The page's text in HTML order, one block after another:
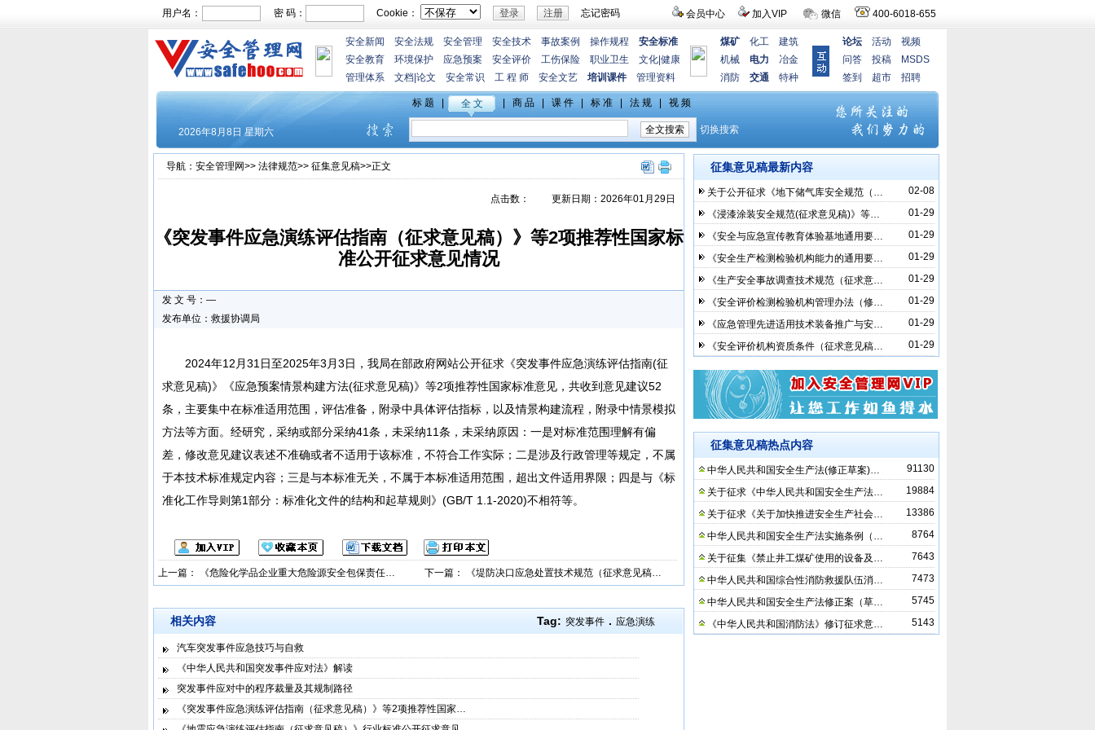
会员中心 加入VIP 微信 400-6018-655
用户名： 密 码： Cookie： 忘记密码
安全新闻 安全法规 安全管理 安全技术 事故案例 操作规程
安全标准
安全教育
环境保护 应急预案 安全评价 工伤保险 职业卫生 文化 健康
管理体系
文档 论文 安全常识 工 程 师 安全文艺 培训课件 管理资料
煤矿 化工
建筑
机械
电力
冶金
消防
交通 特种
论坛 活动
视频
问答
投稿
MSDS
签到
超市 招聘
导航： 安全管理网>> 法律规范>> 征集意见稿>>正文
点击数： 更新日期：2026年01月29日
《突发事件应急演练评估指南（征求意见稿）》等2项推荐性国家标
准公开征求意见情况
发 文 号：—
发布单位：救援协调局
2024年12月31日至2025年3月3日，我局在部政府网站公开征求《突发事件应急演练评估指南(征
求意见稿)》《应急预案情景构建方法(征求意见稿)》等2项推荐性国家标准意见，共收到意见建议52
条，主要集中在标准适用范围，评估准备，附录中具体评估指标，以及情景构建流程，附录中情景模拟
方法等方面。经研究，采纳或部分采纳41条，未采纳11条，未采纳原因：一是对标准范围理解有偏
差，修改意见建议表述不准确或者不适用于该标准，不符合工作实际；二是涉及行政管理等规定，不属
于本技术标准规定内容；三是与本标准无关，不属于本标准适用范围，超出文件适用界限；四是与《标
准化工作导则第1部分：标准化文件的结构和起草规则》(GB/T 1.1-2020)不相符等。
下一篇： 《堤防决口应急处置技术规范（征求意见稿…
上一篇： 《危险化学品企业重大危险源安全包保责任…
Tag: 突发事件 . 应急演练
相关内容
汽车突发事件应急技巧与自救
《中华人民共和国突发事件应对法》解读
突发事件应对中的程序裁量及其规制路径
《突发事件应急演练评估指南（征求意见稿）》等2项推荐性国家…
征集意见稿最新内容
02-08
关于公开征求《地下储气库安全规范（…
01-29
《浸漆涂装安全规范(征求意见稿)》等…
01-29
《安全与应急宣传教育体验基地通用要…
01-29
《安全生产检测检验机构能力的通用要…
01-29
《生产安全事故调查技术规范（征求意…
01-29
《安全评价检测检验机构管理办法（修…
01-29
《应急管理先进适用技术装备推广与安…
01-29
《安全评价机构资质条件（征求意见稿…
征集意见稿热点内容
91130
中华人民共和国安全生产法(修正草案)…
19884
关于征求《中华人民共和国安全生产法…
13386
关于征求《关于加快推进安全生产社会…
8764
中华人民共和国安全生产法实施条例（…
7643
关于征集《禁止井工煤矿使用的设备及…
7473
中华人民共和国综合性消防救援队伍消…
5745
中华人民共和国安全生产法修正案（草…
5143
《中华人民共和国消防法》修订征求意…